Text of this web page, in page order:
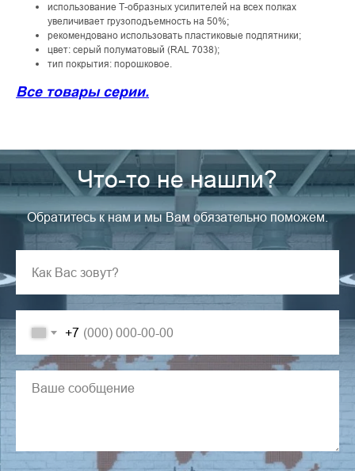
использование Т-образных усилителей на всех полках
увеличивает грузоподъемность на 50%;
рекомендовано использовать пластиковые подпятники;
цвет: серый полуматовый (RAL 7038);
тип покрытия: порошковое.
Все товары серии.
Что-то не нашли?
Обратитесь к нам и мы Вам обязательно поможем.
+7